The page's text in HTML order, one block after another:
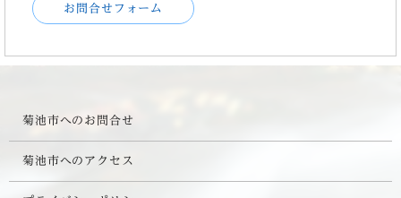
お問合せフォーム
菊池市へのお問合せ
菊池市へのアクセス